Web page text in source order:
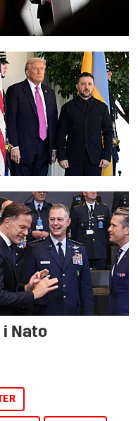
Nato